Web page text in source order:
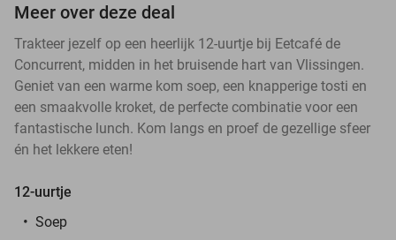
Meer over deze deal
Trakteer jezelf op een heerlijk 12-uurtje bij Eetcafé de
Concurrent, midden in het bruisende hart van Vlissingen.
Geniet van een warme kom soep, een knapperige tosti en
een smaakvolle kroket, de perfecte combinatie voor een
fantastische lunch. Kom langs en proef de gezellige sfeer
én het lekkere eten!
12-uurtje
Soep